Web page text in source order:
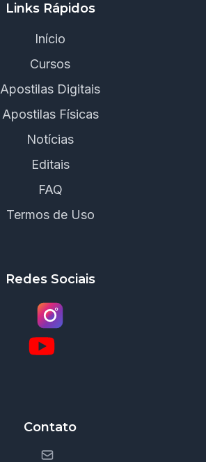
Links Rápidos
Início
Cursos
Apostilas Digitais
Apostilas Físicas
Notícias
Editais
FAQ
Termos de Uso
Redes Sociais
Contato